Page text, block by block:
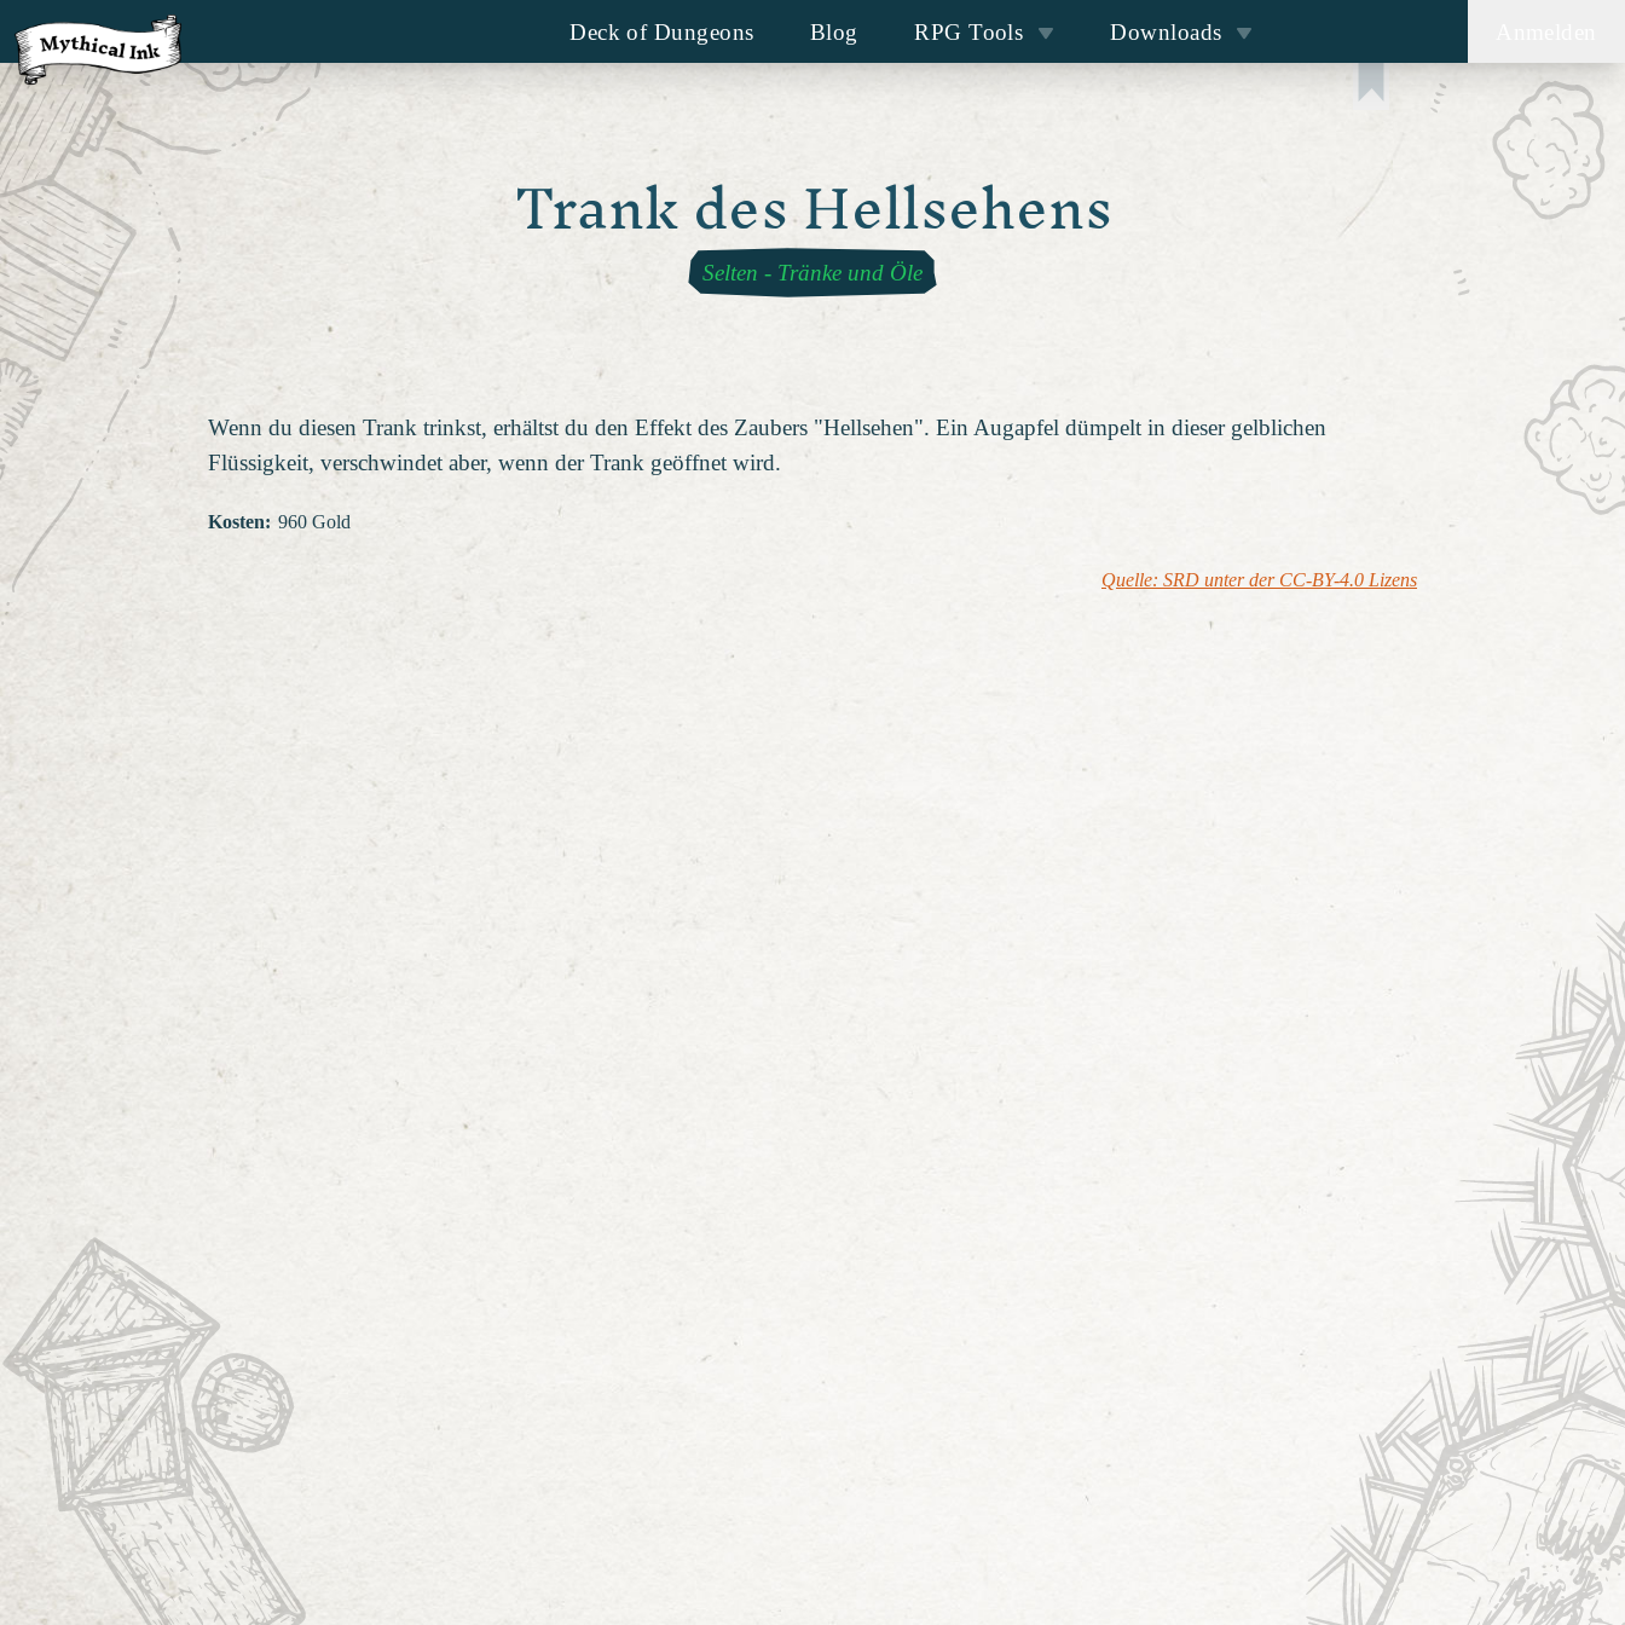
Deck of Dungeons Blog RPG Tools Downloads
Trank des Hellsehens
Selten - Tränke und Öle
Wenn du diesen Trank trinkst, erhältst du den Effekt des Zaubers "Hellsehen". Ein Augapfel dümpelt in dieser gelblichen
Flüssigkeit, verschwindet aber, wenn der Trank geöffnet wird.
Kosten: 960 Gold
Quelle: SRD unter der CC-BY-4.0 Lizens